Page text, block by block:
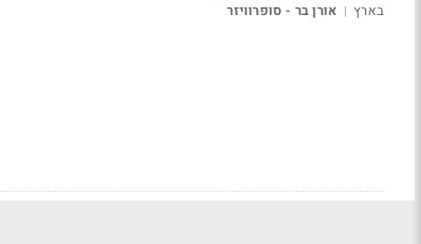
בארץ | אורן בר - סופרוויזר